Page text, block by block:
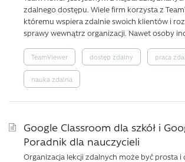
zdalnego dostępu. Wiele firm korzysta z
któremu wspiera zdalnie swoich klientów i
sprawy wewnątrz organizacji. Nawet osoby
TeamViewer dostęp zdalny praca
nauka zdalna
Google Classroom dla szkół i
Poradnik dla nauczycieli
Organizacja lekcji zdalnych może być prosta